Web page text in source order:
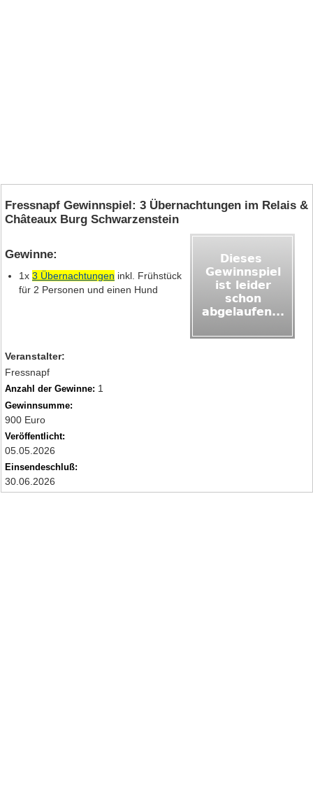
Fressnapf Gewinnspiel: 3 Übernachtungen im Relais &
Châteaux Burg Schwarzenstein
Gewinne:
1x 3 Übernachtungen inkl. Frühstück
für 2 Personen und einen Hund
Veranstalter:
Fressnapf
Anzahl der Gewinne: 1
Gewinnsumme:
900 Euro
Veröffentlicht:
05.05.2026
Einsendeschluß:
30.06.2026